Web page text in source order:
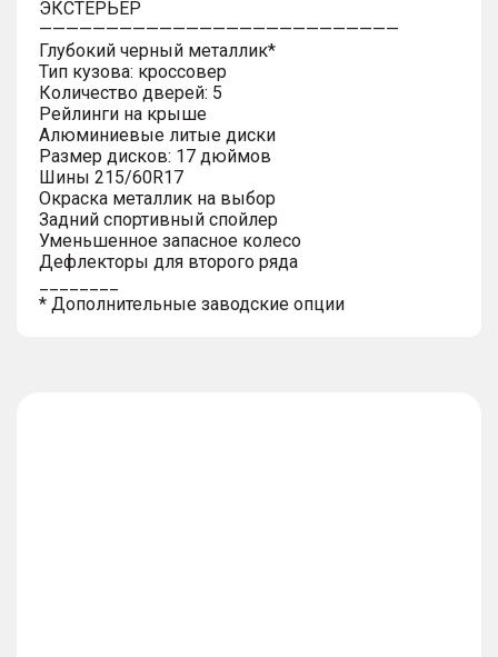
ЭКСТЕРЬЕР
———————————————————————————
Глубокий черный металлик*
Тип кузова: кроссовер
Количество дверей: 5
Рейлинги на крыше
Алюминиевые литые диски
Размер дисков: 17 дюймов
Шины 215/60R17
Окраска металлик на выбор
Задний спортивный спойлер
Уменьшенное запасное колесо
Дефлекторы для второго ряда
* Дополнительные заводские опции